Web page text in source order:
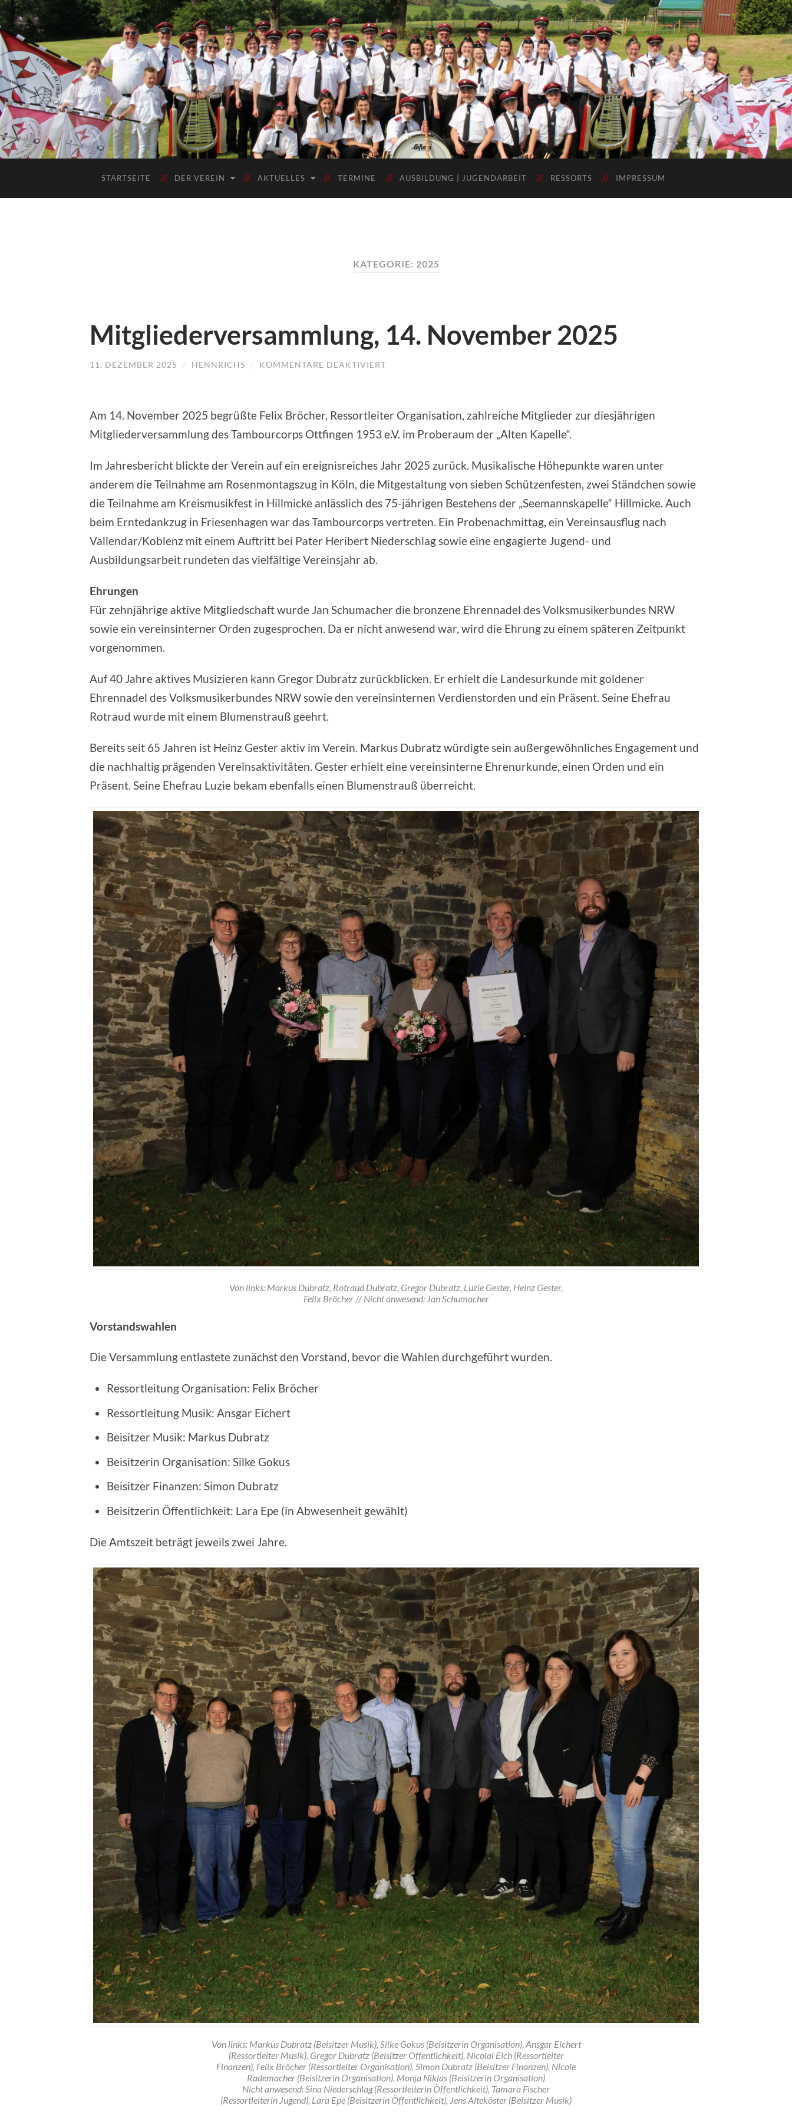
STARTSEITE DER VEREIN AKTUELLES TERMINE AUSBILDUNG | JUGENDARBEIT RESSORTS IMPRESSUM
KATEGORIE: 2025
Mitgliederversammlung, 14. November 2025
11. DEZEMBER 2025 / HENNRICHS / KOMMENTARE DEAKTIVIERT
Am 14. November 2025 begrüßte Felix Bröcher, Ressortleiter Organisation, zahlreiche Mitglieder zur diesjährigen
Mitgliederversammlung des Tambourcorps Ottfingen 1953 e.V. im Proberaum der „Alten Kapelle“.
Im Jahresbericht blickte der Verein auf ein ereignisreiches Jahr 2025 zurück. Musikalische Höhepunkte waren unter
anderem die Teilnahme am Rosenmontagszug in Köln, die Mitgestaltung von sieben Schützenfesten, zwei Ständchen sowie
die Teilnahme am Kreismusikfest in Hillmicke anlässlich des 75-jährigen Bestehens der „Seemannskapelle“ Hillmicke. Auch
beim Erntedankzug in Friesenhagen war das Tambourcorps vertreten. Ein Probenachmittag, ein Vereinsausflug nach
Vallendar/Koblenz mit einem Auftritt bei Pater Heribert Niederschlag sowie eine engagierte Jugend- und
Ausbildungsarbeit rundeten das vielfältige Vereinsjahr ab.
Ehrungen
Für zehnjährige aktive Mitgliedschaft wurde Jan Schumacher die bronzene Ehrennadel des Volksmusikerbundes NRW
sowie ein vereinsinterner Orden zugesprochen. Da er nicht anwesend war, wird die Ehrung zu einem späteren Zeitpunkt
vorgenommen.
Auf 40 Jahre aktives Musizieren kann Gregor Dubratz zurückblicken. Er erhielt die Landesurkunde mit goldener
Ehrennadel des Volksmusikerbundes NRW sowie den vereinsinternen Verdienstorden und ein Präsent. Seine Ehefrau
Rotraud wurde mit einem Blumenstrauß geehrt.
Bereits seit 65 Jahren ist Heinz Gester aktiv im Verein. Markus Dubratz würdigte sein außergewöhnliches Engagement und
die nachhaltig prägenden Vereinsaktivitäten. Gester erhielt eine vereinsinterne Ehrenurkunde, einen Orden und ein
Präsent. Seine Ehefrau Luzie bekam ebenfalls einen Blumenstrauß überreicht.
Von links: Markus Dubratz, Rotraud Dubratz, Gregor Dubratz, Luzie Gester, Heinz Gester,
Felix Bröcher // Nicht anwesend: Jan Schumacher
Vorstandswahlen
Die Versammlung entlastete zunächst den Vorstand, bevor die Wahlen durchgeführt wurden.
Ressortleitung Organisation: Felix Bröcher
Ressortleitung Musik: Ansgar Eichert
Beisitzer Musik: Markus Dubratz
Beisitzerin Organisation: Silke Gokus
Beisitzer Finanzen: Simon Dubratz
Beisitzerin Öffentlichkeit: Lara Epe (in Abwesenheit gewählt)
Die Amtszeit beträgt jeweils zwei Jahre.
Von links: Markus Dubratz (Beisitzer Musik), Silke Gokus (Beisitzerin Organisation), Ansgar Eichert
(Ressortleiter Musik), Gregor Dubratz (Beisitzer Öffentlichkeit), Nicolai Eich (Ressortleiter
Finanzen), Felix Bröcher (Ressortleiter Organisation), Simon Dubratz (Beisitzer Finanzen), Nicole
Rademacher (Beisitzerin Organisation), Monja Niklas (Beisitzerin Organisation)
Nicht anwesend: Sina Niederschlag (Ressortleiterin Öffentlichkeit), Tamara Fischer
(Ressortleiterin Jugend), Lara Epe (Beisitzerin Öffentlichkeit), Jens Alteköster (Beisitzer Musik)